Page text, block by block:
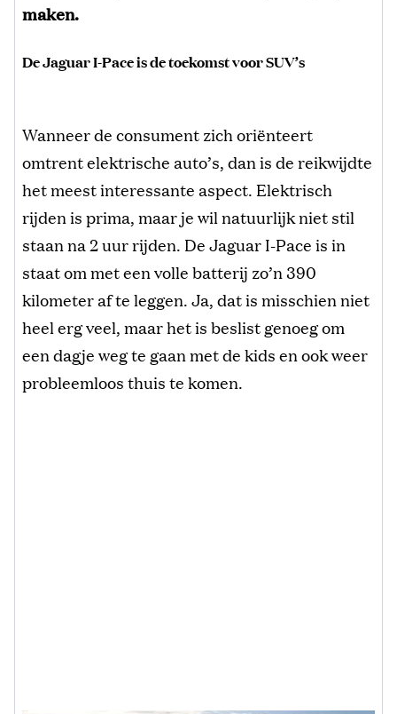
maken.
De Jaguar I-Pace is de toekomst voor SUV’s
Wanneer de consument zich oriënteert
omtrent elektrische auto’s, dan is de reikwijdte
het meest interessante aspect. Elektrisch
rijden is prima, maar je wil natuurlijk niet stil
staan na 2 uur rijden. De Jaguar I-Pace is in
staat om met een volle batterij zo’n 390
kilometer af te leggen. Ja, dat is misschien niet
heel erg veel, maar het is beslist genoeg om
een dagje weg te gaan met de kids en ook weer
probleemloos thuis te komen.